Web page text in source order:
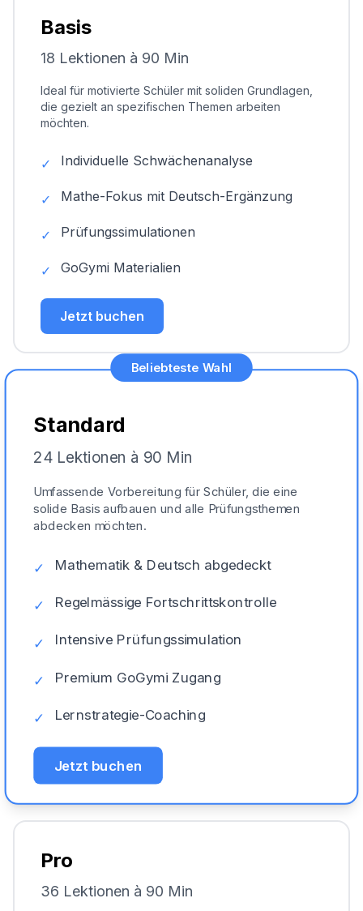
Basis
18 Lektionen à 90 Min
Ideal für motivierte Schüler mit soliden Grundlagen,
die gezielt an spezifischen Themen arbeiten
möchten.
✓ Individuelle Schwächenanalyse
✓ Mathe-Fokus mit Deutsch-Ergänzung
✓ Prüfungssimulationen
✓ GoGymi Materialien
Jetzt buchen
Beliebteste Wahl
Standard
24 Lektionen à 90 Min
Umfassende Vorbereitung für Schüler, die eine
solide Basis aufbauen und alle Prüfungsthemen
abdecken möchten.
✓ Mathematik & Deutsch abgedeckt
✓ Regelmässige Fortschrittskontrolle
✓ Intensive Prüfungssimulation
✓ Premium GoGymi Zugang
✓ Lernstrategie-Coaching
Jetzt buchen
Pro
36 Lektionen à 90 Min